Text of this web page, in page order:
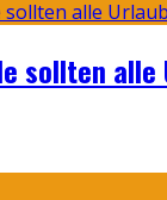
sollten